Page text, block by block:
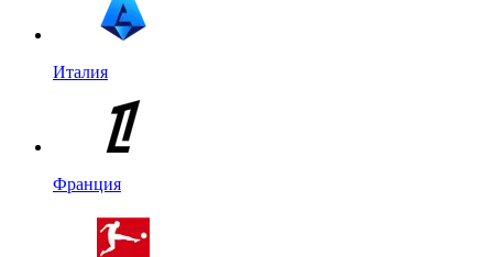
Италия
Франция